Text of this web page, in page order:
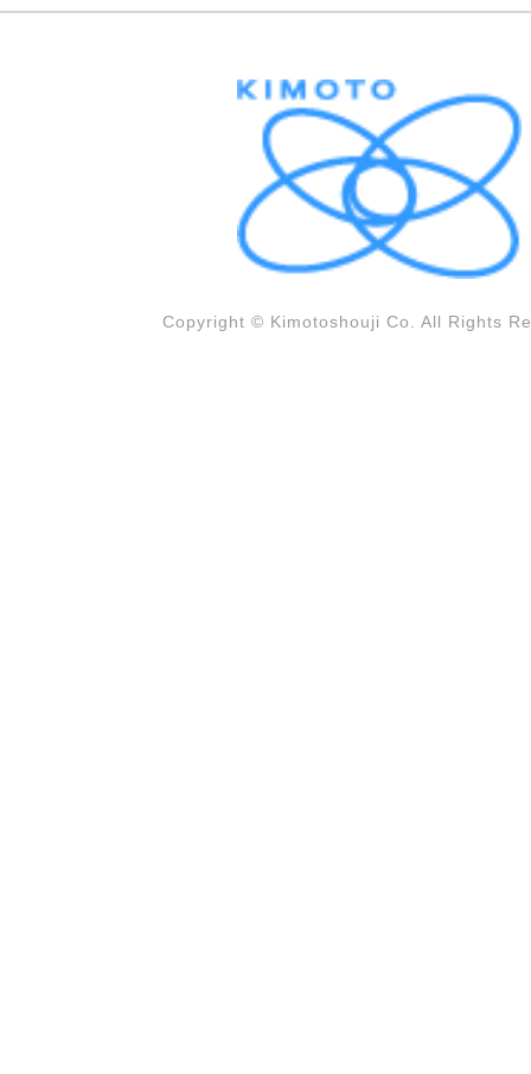
Copyright © Kimotoshouji Co. All Rights